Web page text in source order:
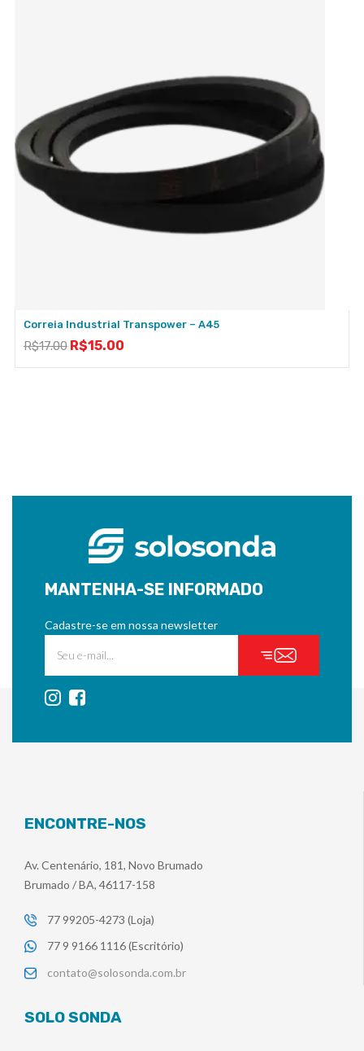
Correia Industrial Transpower – A45
R$17.00 R$15.00
MANTENHA-SE INFORMADO
Cadastre-se em nossa newsletter
ENCONTRE-NOS
Av. Centenário, 181, Novo Brumado
Brumado / BA, 46117-158
77 99205-4273 (Loja)
77 9 9166 1116 (Escritório)
contato@solosonda.com.br
SOLO SONDA